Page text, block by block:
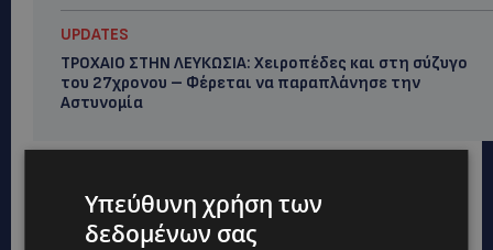
UPDATES
ΤΡΟΧΑΙΟ ΣΤΗΝ ΛΕΥΚΩΣΙΑ: Χειροπέδες και στη σύζυγο
του 27χρονου – Φέρεται να παραπλάνησε την
Αστυνομία
Υπεύθυνη χρήση των
δεδομένων σας